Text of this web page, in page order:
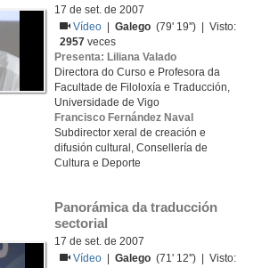
17 de set. de 2007
Vídeo
|Galego (79' 19'') | Visto:
2957 veces
Presenta: Liliana Valado
Directora do Curso e Profesora da
Facultade de Filoloxía e Traducción,
Universidade de Vigo
Francisco Fernández Naval
Subdirector xeral de creación e
difusión cultural, Consellería de
Cultura e Deporte
Panorámica da traducción
sectorial
17 de set. de 2007
Vídeo
|Galego (71' 12'') | Visto: